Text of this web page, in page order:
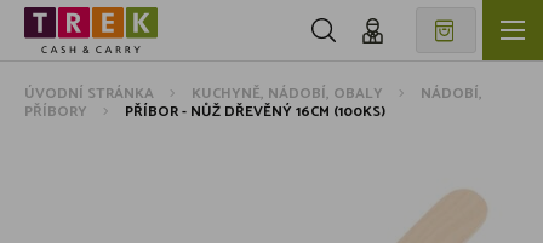
ÚVODNÍ STRÁNKA KUCHYNĚ, NÁDOBÍ, OBALY NÁDOBÍ,
PŘÍBORY PŘÍBOR - NŮŽ DŘEVĚNÝ 16CM (100KS)